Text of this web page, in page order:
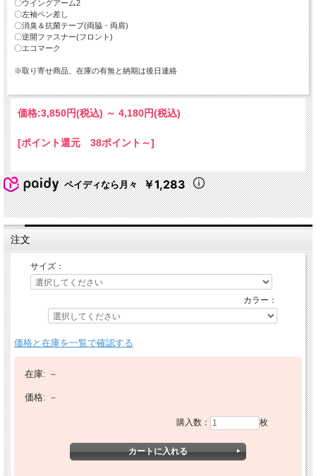
〇ウイングアーム2
〇左袖ペン差し
〇消臭＆抗菌テープ(両脇・両肩)
〇逆開ファスナー(フロント)
〇エコマーク
※取り寄せ商品、在庫の有無と納期は後日連絡
価格:3,850円(税込) ～ 4,180円(税込)
[ポイント還元 38ポイント～]
ペイディなら月々 ￥1,283
注文
サイズ：
カラー：
価格と在庫を一覧で確認する
在庫: －
価格: －
購入数： 枚